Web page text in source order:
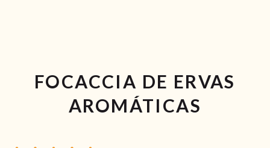
FOCACCIA DE ERVAS
AROMÁTICAS